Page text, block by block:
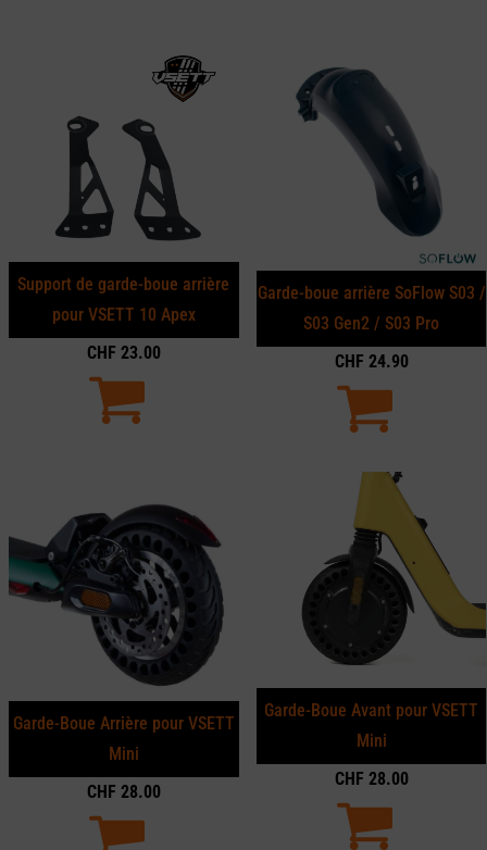
Support de garde-boue arrière
pour VSETT 10 Apex
CHF 23.00
Garde-boue arrière SoFlow S03 /
S03 Gen2 / S03 Pro
CHF 24.90
Garde-Boue Arrière pour VSETT
Mini
CHF 28.00
Garde-Boue Avant pour VSETT
Mini
CHF 28.00